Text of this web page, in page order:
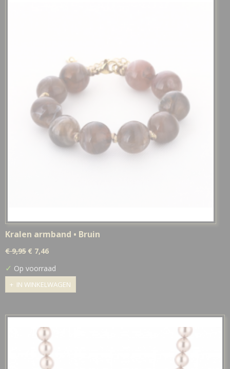
Kralen armband • Bruin
€ 9,95 € 7,46
✓ Op voorraad
IN WINKELWAGEN